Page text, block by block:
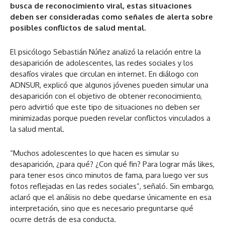
busca de reconocimiento viral, estas situaciones
deben ser consideradas como señales de alerta sobre
posibles conflictos de salud mental.
El psicólogo Sebastián Núñez analizó la relación entre la
desaparición de adolescentes, las redes sociales y los
desafíos virales que circulan en internet. En diálogo con
ADNSUR, explicó que algunos jóvenes pueden simular una
desaparición con el objetivo de obtener reconocimiento,
pero advirtió que este tipo de situaciones no deben ser
minimizadas porque pueden revelar conflictos vinculados a
la salud mental.
“Muchos adolescentes lo que hacen es simular su
desaparición, ¿para qué? ¿Con qué fin? Para lograr más likes,
para tener esos cinco minutos de fama, para luego ver sus
fotos reflejadas en las redes sociales”, señaló. Sin embargo,
aclaró que el análisis no debe quedarse únicamente en esa
interpretación, sino que es necesario preguntarse qué
ocurre detrás de esa conducta.